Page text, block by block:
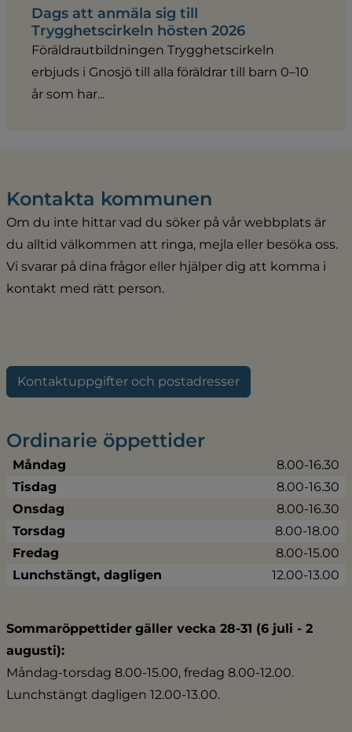
Dags att anmäla sig till
Trygghetscirkeln hösten 2026
Föräldrautbildningen Trygghetscirkeln
erbjuds i Gnosjö till alla föräldrar till barn 0–10
år som har...
Kontakta kommunen
Om du inte hittar vad du söker på vår webbplats är
du alltid välkommen att ringa, mejla eller besöka oss.
Vi svarar på dina frågor eller hjälper dig att komma i
kontakt med rätt person.
Kontaktuppgifter och postadresser
Ordinarie öppettider
Måndag
8.00-16.30
Tisdag
8.00-16.30
Onsdag
8.00-16.30
Torsdag
8.00-18.00
Fredag
8.00-15.00
Lunchstängt, dagligen
12.00-13.00
Sommaröppettider gäller vecka 28-31 (6 juli - 2
augusti):
Måndag-torsdag 8.00-15.00, fredag 8.00-12.00.
Lunchstängt dagligen 12.00-13.00.